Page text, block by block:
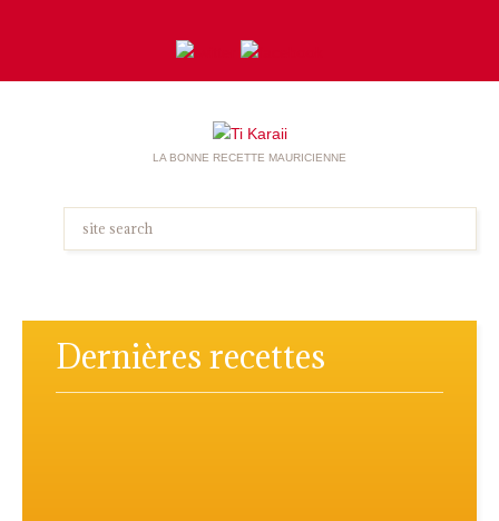
LA BONNE RECETTE MAURICIENNE
Dernières recettes